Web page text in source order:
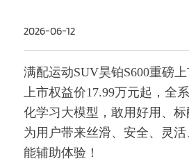
2026-06-12
满配运动SUV昊铂S600重磅上
上市权益价17.99万元起，全
化学习大模型，敢用好用、
为用户带来丝滑、安全、灵
能辅助体验！